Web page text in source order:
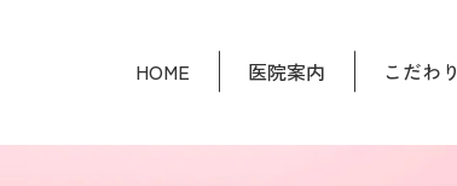
HOME 医院案内 こだわり